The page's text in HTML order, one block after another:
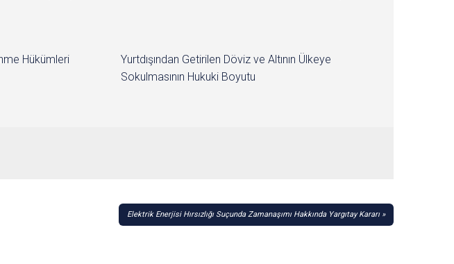
Hükümleri
Yurtdışından Getirilen Döviz ve Altının Ülkeye
Sokulmasının Hukuki Boyutu
Elektrik Enerjisi Hırsızlığı Suçunda Zamanaşımı Hakkında Yargıtay Kararı